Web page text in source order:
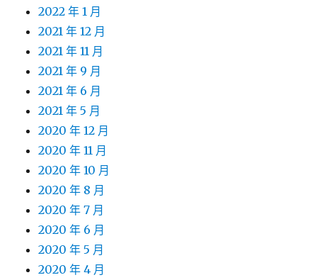
2022 年 1 月
2021 年 12 月
2021 年 11 月
2021 年 9 月
2021 年 6 月
2021 年 5 月
2020 年 12 月
2020 年 11 月
2020 年 10 月
2020 年 8 月
2020 年 7 月
2020 年 6 月
2020 年 5 月
2020 年 4 月